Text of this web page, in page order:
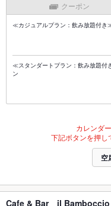
クーポン
≪カジュアルプラン：飲み放題付き
≪スタンダートプラン：飲み放題付
ン
カレンダ
下記ボタンを押し
空
Cafe & Bar il